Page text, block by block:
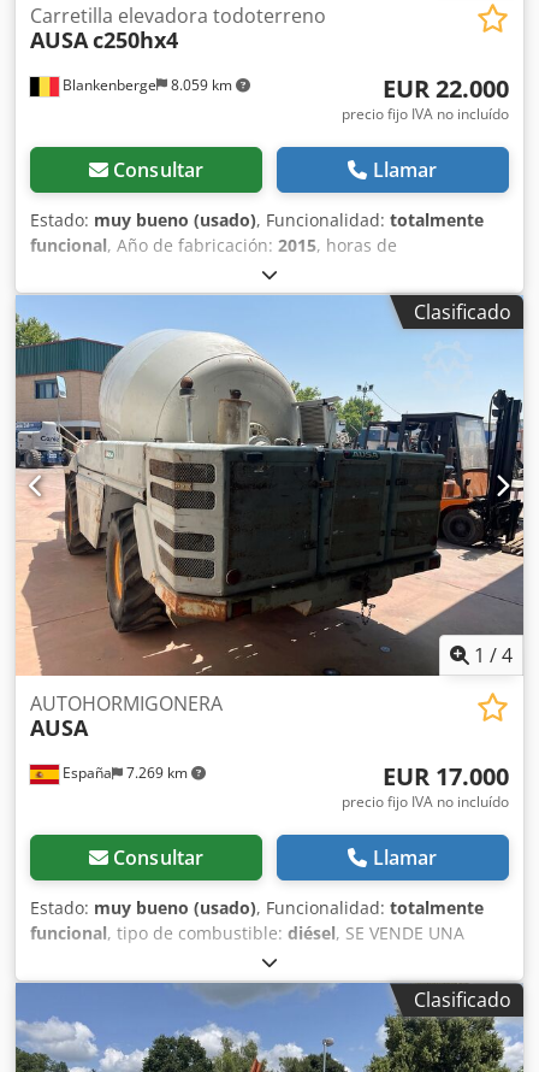
Blankenberge 8.059 km
Carretilla elevadora todoterreno
AUSAc250hx4
EUR 22.000
precio fijo IVA no incluído
Consultar Llamar
Estado: muy bueno (usado), Funcionalidad: totalmente
funcional, Año de fabricación: 2015, horas de
, Equipamiento:
lateral, horquillas para palés, carretilla todoterreno Ausa
en buen estado, año 2015, 870 horas de uso,
desplazamiento lateral, neumáticos traseros nuevos
Cedpfox Dcqdjx Al Ijrf
Clasificado
1 /4
España 7.269 km
AUTOHORMIGONERA
AUSA
EUR 17.000
precio fijo IVA no incluído
Consultar Llamar
Estado: muy bueno (usado), Funcionalidad: totalmente
funcional, tipo de combustible: diésel, SE VENDE UNA
AUTORMIGONERA MARCA AUSA DE 5M3 DE HORMIGON.
Codpfjzrpyhex Al Iorf IMPECABLE, REVISION TOTAL
Clasificado